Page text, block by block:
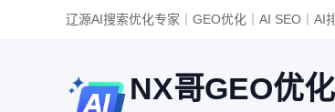
辽源AI搜索优化专家｜GEO优化｜AI SEO｜AI
NX哥GEO优化